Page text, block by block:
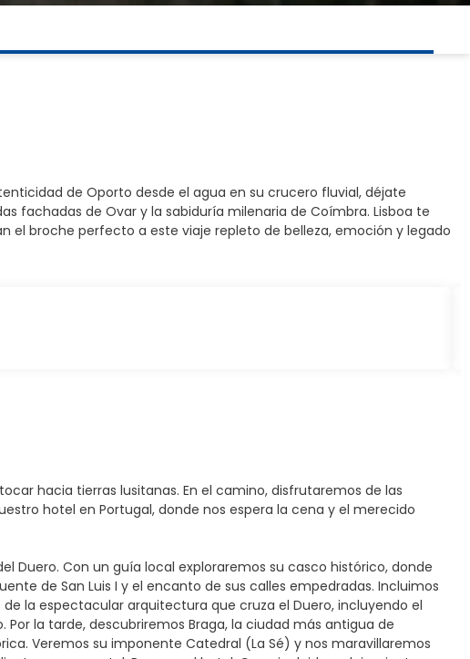
de Oporto desde el agua en su crucero fluvial, déjate
fachadas de Ovar y la sabiduría milenaria de Coímbra. Lisboa te
el broche perfecto a este viaje repleto de belleza, emoción y legado
hacia tierras lusitanas. En el camino, disfrutaremos de las
hotel en Portugal, donde nos espera la cena y el merecido
Duero. Con un guía local exploraremos su casco histórico, donde
de San Luis I y el encanto de sus calles empedradas. Incluimos
la espectacular arquitectura que cruza el Duero, incluyendo el
Por la tarde, descubriremos Braga, la ciudad más antigua de
Veremos su imponente Catedral (La Sé) y nos maravillaremos